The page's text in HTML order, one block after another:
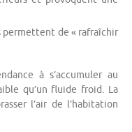
permettent de « rafraîchir
à s’accumuler au
qu’un fluide froid. La
l’air de l’habitation